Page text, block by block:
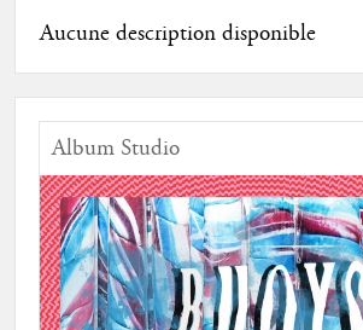
Aucune description disponible
Album Studio